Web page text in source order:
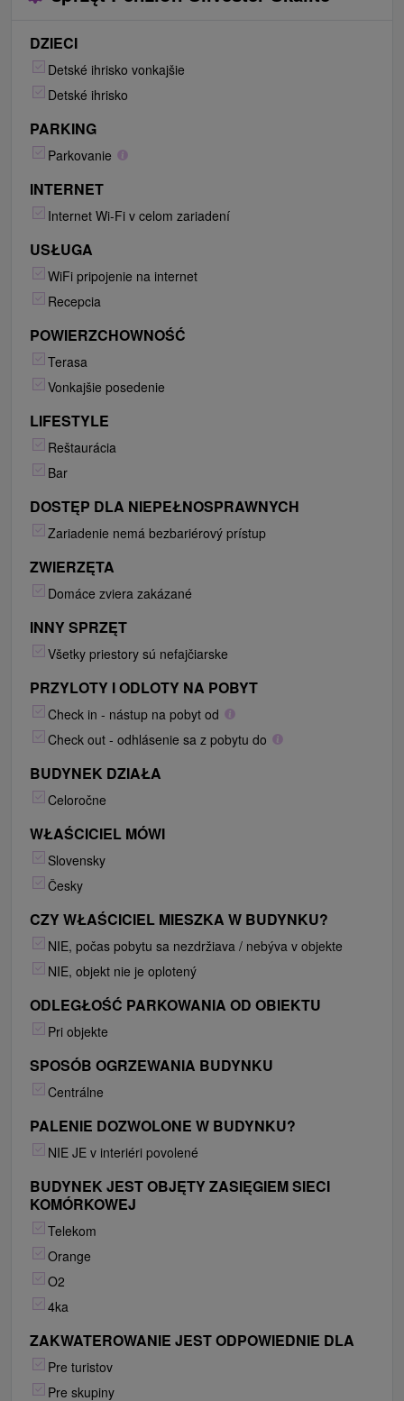
DZIECI
Detské ihrisko vonkajšie
Detské ihrisko
PARKING
Parkovanie
INTERNET
Internet Wi-Fi v celom zariadení
USŁUGA
WiFi pripojenie na internet
Recepcia
POWIERZCHOWNOŚĆ
Terasa
Vonkajšie posedenie
LIFESTYLE
Reštaurácia
Bar
DOSTĘP DLA NIEPEŁNOSPRAWNYCH
Zariadenie nemá bezbariérový prístup
ZWIERZĘTA
Domáce zviera zakázané
INNY SPRZĘT
Všetky priestory sú nefajčiarske
PRZYLOTY I ODLOTY NA POBYT
Check in - nástup na pobyt od
Check out - odhlásenie sa z pobytu do
BUDYNEK DZIAŁA
Celoročne
WŁAŚCICIEL MÓWI
Slovensky
Česky
CZY WŁAŚCICIEL MIESZKA W BUDYNKU?
NIE, počas pobytu sa nezdržiava / nebýva v objekte
NIE, objekt nie je oplotený
ODLEGŁOŚĆ PARKOWANIA OD OBIEKTU
Pri objekte
SPOSÓB OGRZEWANIA BUDYNKU
Centrálne
PALENIE DOZWOLONE W BUDYNKU?
NIE JE v interiéri povolené
BUDYNEK JEST OBJĘTY ZASIĘGIEM SIECI
KOMÓRKOWEJ
Telekom
Orange
O2
4ka
ZAKWATEROWANIE JEST ODPOWIEDNIE DLA
Pre turistov
Pre skupiny